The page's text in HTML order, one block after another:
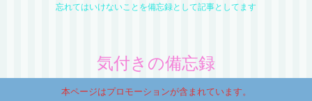
忘れてはいけないことを備忘録として記事としてます
気付きの備忘録
本ページはプロモーションが含まれています。